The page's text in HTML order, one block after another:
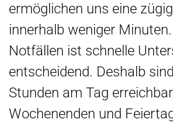
ermöglichen uns eine
innerhalb weniger
Notfällen ist schnelle
entscheidend. Deshalb
Stunden am Tag
Wochenenden und